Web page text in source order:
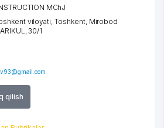
qilish
MChJ
viloyati,Toshkent, Mirobod
, 30/1